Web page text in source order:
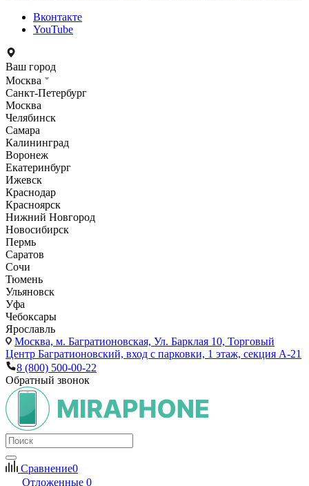
Вконтакте
YouTube
Ваш город
Москва
Санкт-Петербург
Москва
Челябинск
Самара
Калининград
Воронеж
Екатеринбург
Ижевск
Краснодар
Красноярск
Нижний Новгород
Новосибирск
Пермь
Саратов
Сочи
Тюмень
Ульяновск
Уфа
Чебоксары
Ярославль
Москва, м. Багратионовская, Ул. Барклая 10, Торговый
Центр Багратионовский, вход с парковки, 1 этаж, секция А-21
8 (800) 500-00-22
Обратный звонок
Сравнение0
Отложенные 0